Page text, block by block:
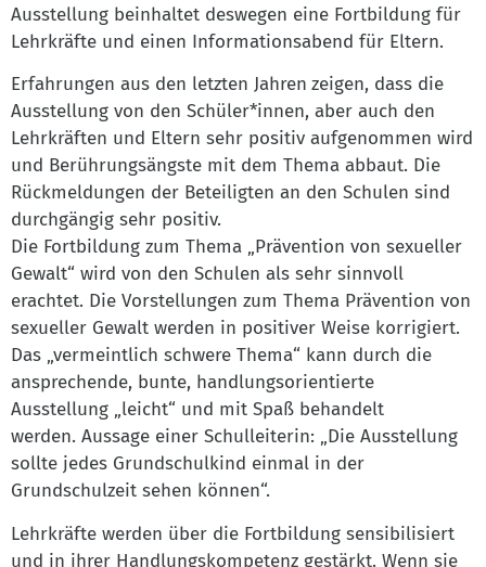
Ausstellung beinhaltet deswegen eine Fortbildung für
Lehrkräfte und einen Informationsabend für Eltern.
Erfahrungen aus den letzten Jahren zeigen, dass die
Ausstellung von den Schüler*innen, aber auch den
Lehrkräften und Eltern sehr positiv aufgenommen wird
und Berührungsängste mit dem Thema abbaut. Die
Rückmeldungen der Beteiligten an den Schulen sind
durchgängig sehr positiv.
Die Fortbildung zum Thema „Prävention von sexueller
Gewalt“ wird von den Schulen als sehr sinnvoll
erachtet. Die Vorstellungen zum Thema Prävention von
sexueller Gewalt werden in positiver Weise korrigiert.
Das „vermeintlich schwere Thema“ kann durch die
ansprechende, bunte, handlungsorientierte
Ausstellung „leicht“ und mit Spaß behandelt
werden. Aussage einer Schulleiterin: „Die Ausstellung
sollte jedes Grundschulkind einmal in der
Grundschulzeit sehen können“.
Lehrkräfte werden über die Fortbildung sensibilisiert
und in ihrer Handlungskompetenz gestärkt. Wenn sie